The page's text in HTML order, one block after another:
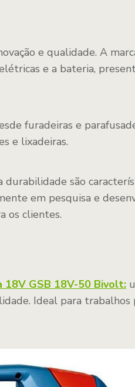
e qualidade. A
e a bateria,
furadeiras e
e lixadeiras.
são
em pesquisa e
os clientes.
18V GSB 18V-50 Bivolt:
Ideal para trabalhos